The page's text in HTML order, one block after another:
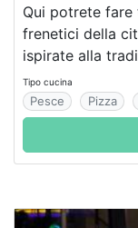
Qui potrete fare
frenetici della
ispirate alla
cotte nel forno a
Tipo cucina
Pesce Pizza